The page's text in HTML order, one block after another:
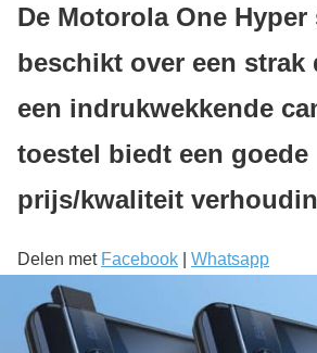
De Motorola One
beschikt over een strak
een indrukwekkende
toestel biedt een goede
prijs/kwaliteit
Delen met Facebook Whatsapp